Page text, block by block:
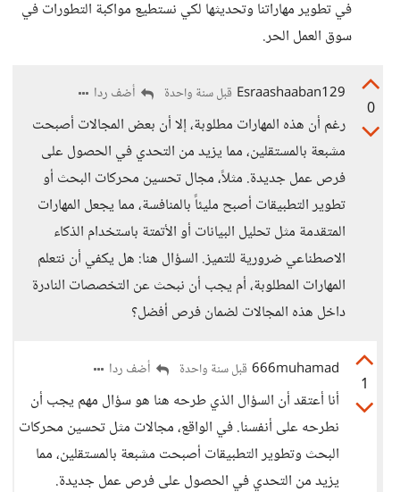
في تطوير مهاراتنا وتحديثها لكي نستطيع مواكبة التطورات في
سوق العمل الحر.
0
Esraashaaban129 قبل سنة واحدة أضف ردا
رغم أن هذه المهارات مطلوبة، إلا أن بعض المجالات أصبحت
مشبعة بالمستقلين، مما يزيد من التحدي في الحصول على
فرص عمل جديدة. مثلاً، مجال تحسين محركات البحث أو
تطوير التطبيقات أصبح مليئاً بالمنافسة، مما يجعل المهارات
المتقدمة مثل تحليل البيانات أو الأتمتة باستخدام الذكاء
الاصطناعي ضرورية للتميز. السؤال هنا: هل يكفي أن نتعلم
المهارات المطلوبة، أم يجب أن نبحث عن التخصصات النادرة
داخل هذه المجالات لضمان فرص أفضل؟
1
666muhamad قبل سنة واحدة أضف ردا
أنا أعتقد أن السؤال الذي طرحه هنا هو سؤال مهم يجب أن
نطرحه على أنفسنا. في الواقع، مجالات مثل تحسين محركات
البحث وتطوير التطبيقات أصبحت مشبعة بالمستقلين، مما
يزيد من التحدي في الحصول على فرص عمل جديدة.